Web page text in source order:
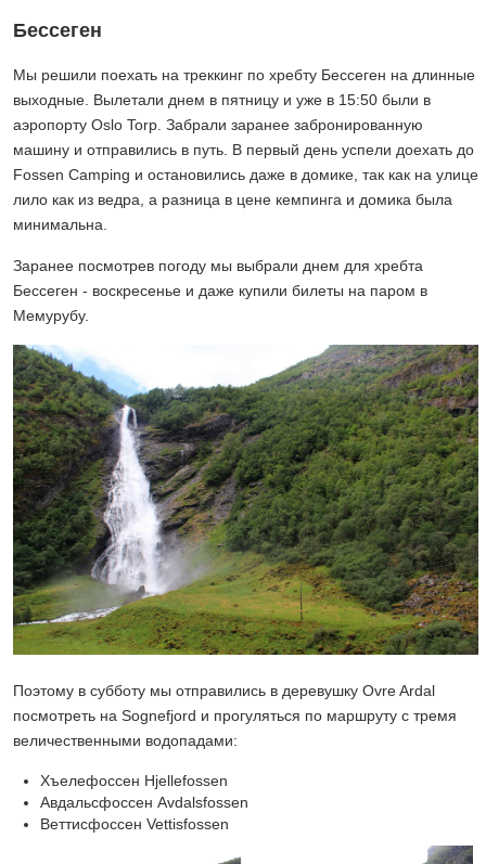
Бессеген
Мы решили поехать на треккинг по хребту Бессеген на длинные
выходные. Вылетали днем в пятницу и уже в 15:50 были в
аэропорту Oslo Torp. Забрали заранее забронированную
машину и отправились в путь. В первый день успели доехать до
Fossen Camping и остановились даже в домике, так как на улице
лило как из ведра, а разница в цене кемпинга и домика была
минимальна.
Заранее посмотрев погоду мы выбрали днем для хребта
Бессеген - воскресенье и даже купили билеты на паром в
Мемурубу.
Поэтому в субботу мы отправились в деревушку Ovre Ardal
посмотреть на Sognefjord и прогуляться по маршруту с тремя
величественными водопадами:
Хъелефоссен Hjellefossen
Авдальсфоссен Avdalsfossen
Веттисфоссен Vettisfossen